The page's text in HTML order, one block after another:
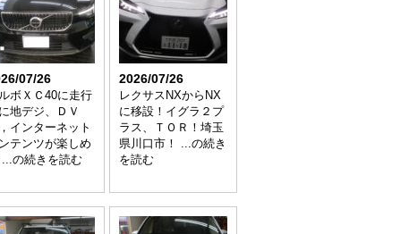
07/26
ボＸＣ40に走行
地デジ、ＤＶ
インターネット
テンツが楽しめ
...の続きを読む
2026/07/26
レクサスNXからNX
に移設！イグラ２プ
ラス、ＴＯＲ！埼玉
県川口市！ ...の続き
を読む